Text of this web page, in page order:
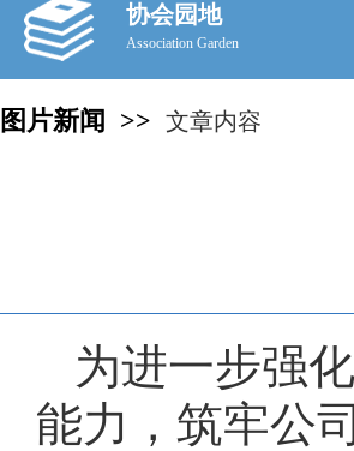
协会园地
Association Garden
图片新闻 >> 文章内容
为进一步强
能力，筑牢公